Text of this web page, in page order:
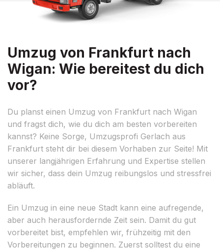
Umzug von Frankfurt nach
Wigan: Wie bereitest du dich
vor?
Du planst einen Umzug von Frankfurt nach Wigan
und fragst dich, wie du dich am besten vorbereiten
kannst? Keine Sorge, Umzugsprofi Gerlach aus
Frankfurt steht dir bei diesem Vorhaben zur Seite! Mit
unserer langjährigen Erfahrung und Expertise stellen
wir sicher, dass dein Umzug reibungslos und stressfrei
abläuft.
Ein Umzug in eine neue Stadt kann eine aufregende,
aber auch herausfordernde Zeit sein. Damit du gut
vorbereitet bist, empfehlen wir, frühzeitig mit den
Vorbereitungen zu beginnen. Zuerst solltest du eine